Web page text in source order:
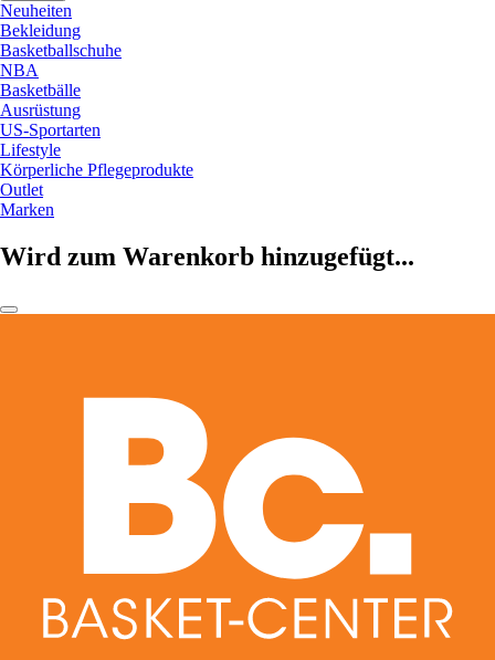
Neuheiten
Bekleidung
Basketballschuhe
NBA
Basketbälle
Ausrüstung
US-Sportarten
Lifestyle
Körperliche Pflegeprodukte
Outlet
Marken
Wird zum Warenkorb hinzugefügt...